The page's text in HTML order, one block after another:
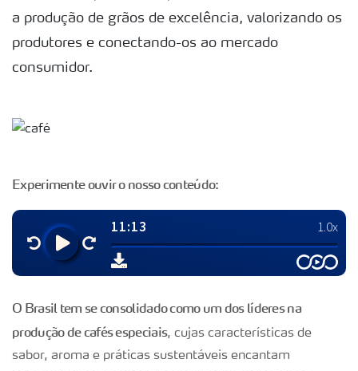
a produção de grãos de excelência, valorizando os
produtores e conectando-os ao mercado
consumidor.
Experimente ouvir o nosso conteúdo:
O Brasil tem se consolidado como um dos líderes na
produção de cafés especiais, cujas características de
sabor, aroma e práticas sustentáveis encantam